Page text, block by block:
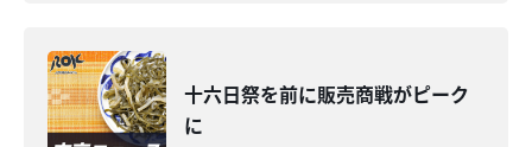
十六日祭を前に販売商戦がピーク
に